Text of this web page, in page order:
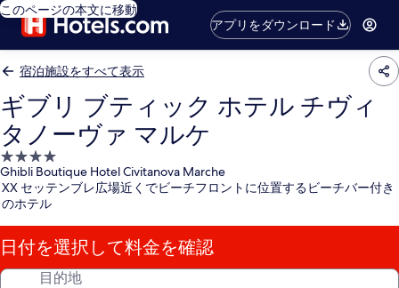
このページの本文に移動
アプリをダウンロード
宿泊施設をすべて表示
ギブリ ブティック ホテル チヴィ
タノーヴァ マルケ
4.0
つ
星
泊
施
設
Ghibli Boutique Hotel Civitanova Marche
XX セッテンブレ広場近くでビーチフロントに位置するビーチバー付き
のホテル
日付を選択して料金を確認
目的地